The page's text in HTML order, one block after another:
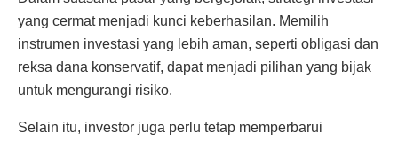
yang cermat menjadi kunci keberhasilan. Memilih
instrumen investasi yang lebih aman, seperti obligasi dan
reksa dana konservatif, dapat menjadi pilihan yang bijak
untuk mengurangi risiko.
Selain itu, investor juga perlu tetap memperbarui